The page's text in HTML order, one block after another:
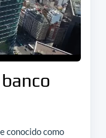
conocido como